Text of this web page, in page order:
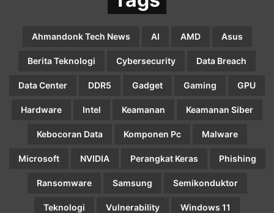
Ahmandonk Tech News AI AMD Asus
Berita Teknologi Cybersecurity Data Breach
Data Center DDR5 Gadget Gaming GPU
Hardware Intel Keamanan Keamanan Siber
Kebocoran Data Komponen Pc Malware
Microsoft NVIDIA Perangkat Keras Phishing
Ransomware Samsung Semikonduktor
Teknologi Vulnerability Windows 11